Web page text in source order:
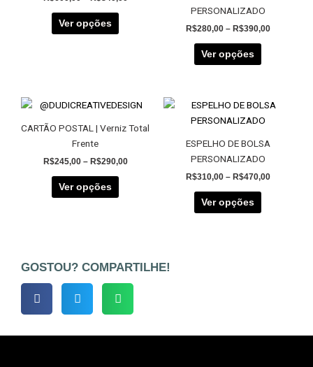
Ver opções
variantes.
As
na
página
produto
PERSONALIZADO
R$280,00 – R$390,00
Ver opções
variantes.
As
opções
podem
na
página
do
produto
CARTÃO POSTAL | Verniz Total
Frente
R$245,00 – R$290,00
Price
R$245,00
Ver opções
Este
tem
variantes.
As
opções
página
produto
ESPELHO DE BOLSA
PERSONALIZADO
R$310,00 – R$470,00
Price
R$470,00
Ver opções
Este
produto
várias
variantes.
As
opções
podem
GOSTOU? COMPARTILHE!